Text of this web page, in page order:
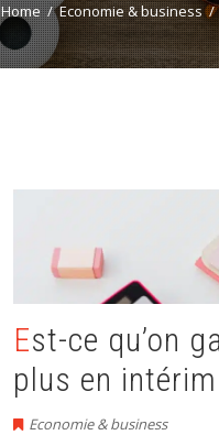
Home Economie & business
Est-ce qu’on gagne
plus en intérim
Economie & business